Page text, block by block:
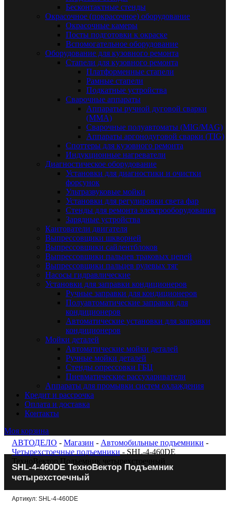
Бесконтактные стенды
Окрасочное (покрасочное) оборудование
Окрасочные камеры
Посты подготовки к окраске
Вспомогательное оборудование
Оборудование для кузовного ремонта
Стапели для кузовного ремонта
Платформенные стапели
Рамные стапели
Подкатные устройства
Сварочные аппараты
Аппараты ручной дуговой сварки
(MMA)
Сварочные полуавтоматы (MIG/MAG)
Аппараты аргонодуговой сварки (TIG)
Споттеры для кузовного ремонта
Индукционные нагреватели
Диагностическое оборудование
Установки для диагностики и очистки
форсунок
Ультразвуковые мойки
Установки для регулировки света фар
Стенды для ремонта электрооборудования
Зарядные устройства
Кантователи двигателя
Выпрессовщики шкворней
Выпрессовщики сайлентблоков
Выпрессовщики пальцев траковых цепей
Выпрессовщики пальцев рулевых тяг
Насосы гидравлические
Установки для заправки кондиционеров
Ручные заправки для кондиционеров
Полуавтоматические заправки для
кондиционеров
Автоматические установки для заправки
кондиционеров
Мойки деталей
Автоматические мойки деталей
Ручные мойки деталей
Стенды опрессовки ГБЦ
Пневматические рассухариватели
Аппараты для промывки систем охлаждения
Кредит и рассрочка
Оплата и доставка
Контакты
Моя корзина
АВТОДЕЛО - Магазин - Автомобильные подъемники -
Четырехстоечные подъемники - SHL-4-460DE
ТехноВектор Подъемник четырехстоечный
SHL-4-460DE ТехноВектор Подъемник
четырехстоечный
Артикул: SHL-4-460DE